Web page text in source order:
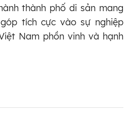
thành phố di sản mang
tích cực vào sự nghiệp
Nam phồn vinh và hạnh